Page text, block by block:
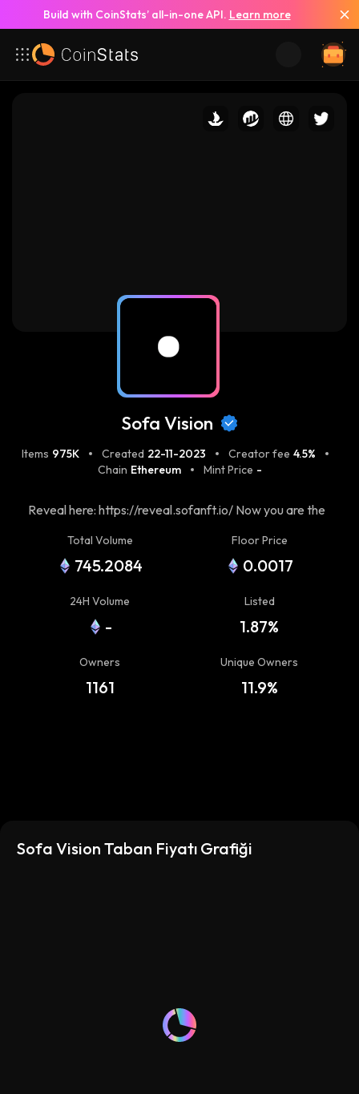
Build with CoinStats’ all-in-one API. Learn more
Sofa Vision
Items 975K Created 22-11-2023 Creator fee 4.5%
Chain Ethereum Mint Price -
Reveal here: https://reveal.sofanft.io/ Now you are the
Total Volume
745.2084
Floor Price
0.0017
24H Volume
-
Listed
1.87%
Owners
1161
Unique Owners
11.9%
Sofa Vision Taban Fiyatı Grafiği